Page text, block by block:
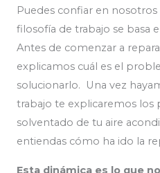
Puedes confiar en
filosofía de trabajo se basa
Antes de comenzar a
explicamos cuál es el
solucionarlo. Una vez
trabajo te explicaremos
solventado de tu aire
entiendas cómo ha ido la
Esta dinámica es lo que